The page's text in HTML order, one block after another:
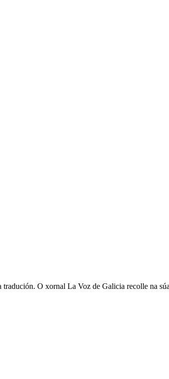
O xornal La Voz de Galicia recolle na